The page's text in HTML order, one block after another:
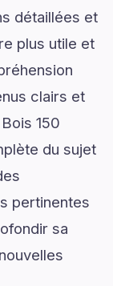
détaillées et
plus utile et
clairs et
150
du sujet
pertinentes
sa